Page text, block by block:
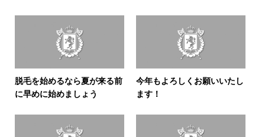
脱毛を始めるなら夏が来る前
に早めに始めましょう
今年もよろしくお願いいたし
ます！